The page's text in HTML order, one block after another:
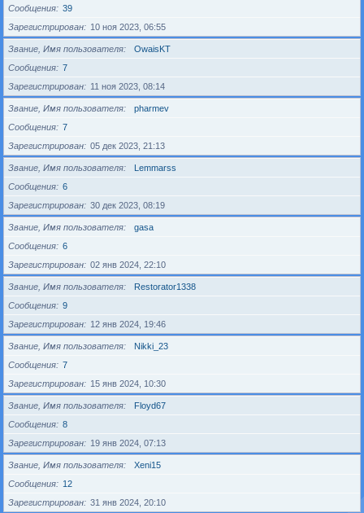
Сообщения
39
Зарегистрирован
10 ноя 2023, 06:55
Звание, Имя пользователя
OwaisKT
Сообщения
7
Зарегистрирован
11 ноя 2023, 08:14
Звание, Имя пользователя
pharmev
Сообщения
7
Зарегистрирован
05 дек 2023, 21:13
Звание, Имя пользователя
Lemmarss
Сообщения
6
Зарегистрирован
30 дек 2023, 08:19
Звание, Имя пользователя
gasa
Сообщения
6
Зарегистрирован
02 янв 2024, 22:10
Звание, Имя пользователя
Restorator1338
Сообщения
9
Зарегистрирован
12 янв 2024, 19:46
Звание, Имя пользователя
Nikki_23
Сообщения
7
Зарегистрирован
15 янв 2024, 10:30
Звание, Имя пользователя
Floyd67
Сообщения
8
Зарегистрирован
19 янв 2024, 07:13
Звание, Имя пользователя
Xeni15
Сообщения
12
Зарегистрирован
31 янв 2024, 20:10